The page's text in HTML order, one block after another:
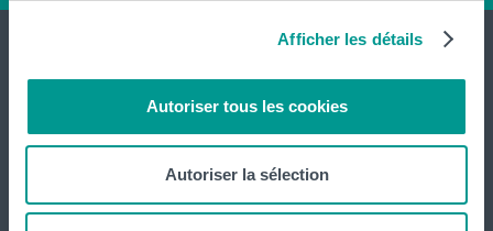
Afficher les détails
Autoriser tous les cookies
Autoriser la sélection